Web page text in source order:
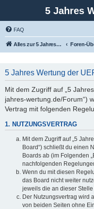
5 Jahres
FAQ
Alles zur 5 Jahreswertung / Tabelle der UEFA mit vielen Statistiken. Foren-
5 Jahres Wertung der
Mit dem Zugriff auf „5
jahres-wertung.de/Forum“)
Vertrag mit folgenden
1. NUTZUNGSVERTRAG
Mit dem Zugriff auf „5
Board“) schließt du einen
Boards ab (im Folgenden
nachfolgenden
Wenn du mit diesen
das Board nicht weiter
jeweils die an dieser
Der Nutzungsvertrag wird
von beiden Seiten ohne